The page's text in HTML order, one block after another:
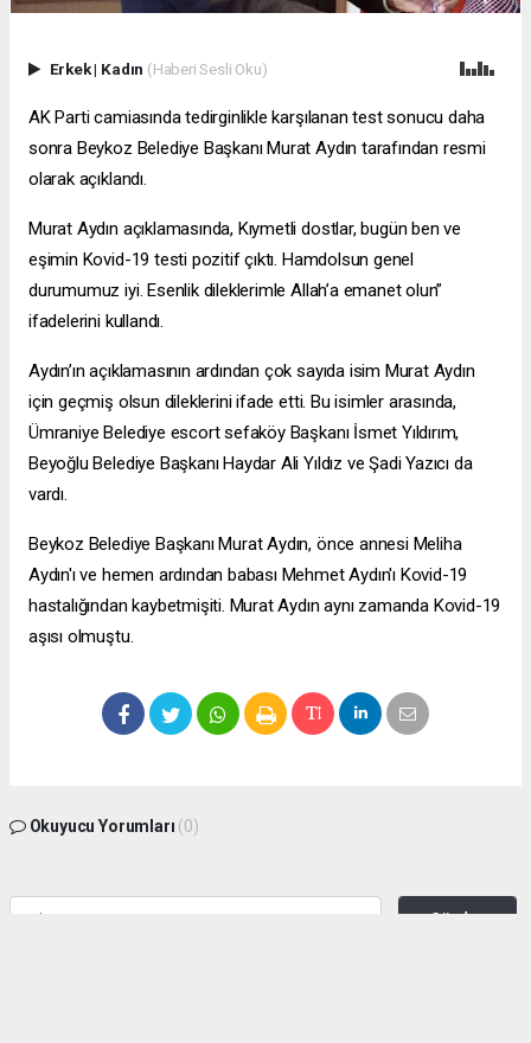
Erkek| Kadın (Haberi Sesli Oku)
AK Parti camiasında tedirginlikle karşılanan test sonucu daha
sonra Beykoz Belediye Başkanı Murat Aydın tarafından resmi
olarak açıklandı.
Murat Aydın açıklamasında, Kıymetli dostlar, bugün ben ve
eşimin Kovid-19 testi pozitif çıktı. Hamdolsun genel
durumumuz iyi. Esenlik dileklerimle Allah’a emanet olun”
ifadelerini kullandı.
Aydın’ın açıklamasının ardından çok sayıda isim Murat Aydın
için geçmiş olsun dileklerini ifade etti. Bu isimler arasında,
Ümraniye Belediye escort sefaköyBaşkanı İsmet Yıldırım,
Beyoğlu Belediye Başkanı Haydar Ali Yıldız ve Şadi Yazıcı da
vardı.
Beykoz Belediye Başkanı Murat Aydın, önce annesi Meliha
Aydın'ı ve hemen ardından babası Mehmet Aydın'ı Kovid-19
hastalığından kaybetmişiti. Murat Aydın aynı zamanda Kovid-19
aşısı olmuştu.
Okuyucu Yorumları (0)
Gönder